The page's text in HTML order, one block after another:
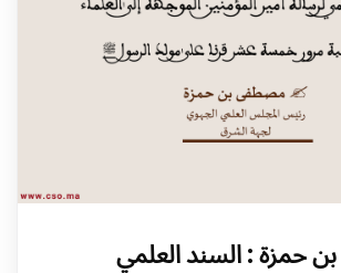
حمزة : السند العلمي